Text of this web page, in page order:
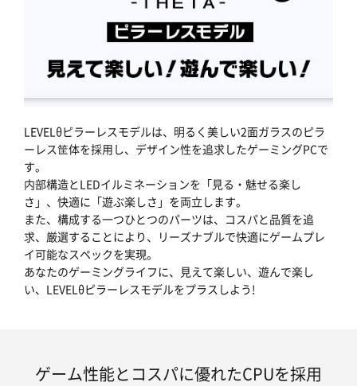
LEVELθピラーレスモデルは、明るく美しい2面ガラスのピラ
ーレス筐体を採用し、デザイン性を追求したゲーミングPCで
す。
内部構造とLEDイルミネーションを「見る・魅せる楽し
さ」、快適に「遊ぶ楽しさ」を両立します。
また、構成する一つひとつのパーツは、コスパと品質を追
求、厳選することにより、リーズナブルで快適にゲームプレ
イ可能なスペックを実現。
あなたのゲーミングライフに、見えて楽しい、遊んで楽し
い、LEVELθピラーレスモデルをプラスしよう!
ゲーム性能とコスパに優れたCPUを採用